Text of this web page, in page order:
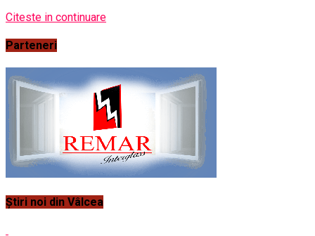
Citeste in continuare
Parteneri
Știri noi din Vâlcea